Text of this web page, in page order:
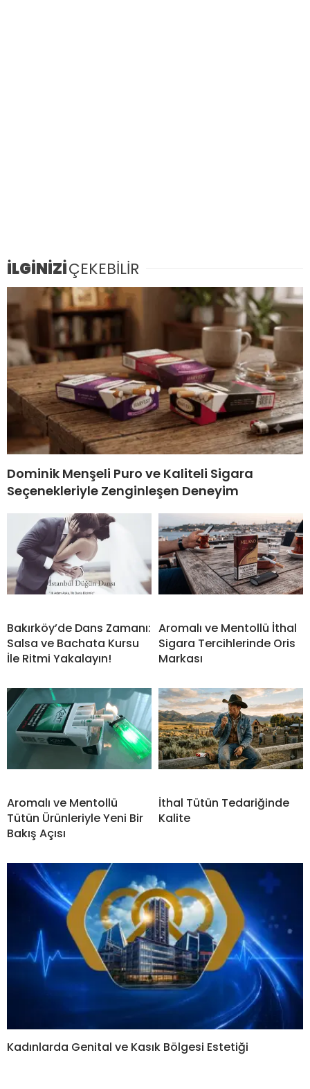
İLGİNİZİÇEKEBİLİR
Dominik Menşeli Puro ve Kaliteli Sigara
Seçenekleriyle Zenginleşen Deneyim
Bakırköy’de Dans Zamanı:
Salsa ve Bachata Kursu
İle Ritmi Yakalayın!
Aromalı ve Mentollü İthal
Sigara Tercihlerinde Oris
Markası
Aromalı ve Mentollü
Tütün Ürünleriyle Yeni Bir
Bakış Açısı
İthal Tütün Tedariğinde
Kalite
Kadınlarda Genital ve Kasık Bölgesi Estetiği